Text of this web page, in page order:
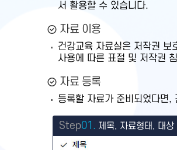
서 활용할 수 있습니다.
자료 이용
건강교육 자료실은 저작권
사용에 따른 표절 및 저작권
자료 등록
등록할 자료가 준비되었다면,
Step01. 제목, 자료형태, 대상